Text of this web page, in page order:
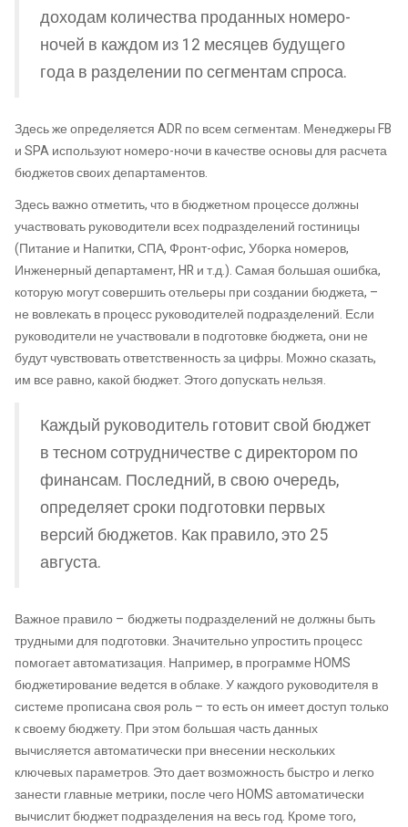
доходам количества проданных номеро-
ночей в каждом из 12 месяцев будущего
года в разделении по сегментам спроса.
Здесь же определяется ADR по всем сегментам. Менеджеры FB
и SPA используют номеро-ночи в качестве основы для расчета
бюджетов своих департаментов.
Здесь важно отметить, что в бюджетном процессе должны
участвовать руководители всех подразделений гостиницы
(Питание и Напитки, СПА, Фронт-офис, Уборка номеров,
Инженерный департамент, HR и т.д.). Самая большая ошибка,
которую могут совершить отельеры при создании бюджета, –
не вовлекать в процесс руководителей подразделений. Если
руководители не участвовали в подготовке бюджета, они не
будут чувствовать ответственность за цифры. Можно сказать,
им все равно, какой бюджет. Этого допускать нельзя.
Каждый руководитель готовит свой бюджет
в тесном сотрудничестве с директором по
финансам. Последний, в свою очередь,
определяет сроки подготовки первых
версий бюджетов. Как правило, это 25
августа.
Важное правило – бюджеты подразделений не должны быть
трудными для подготовки. Значительно упростить процесс
помогает автоматизация. Например, в программе HOMS
бюджетирование ведется в облаке. У каждого руководителя в
системе прописана своя роль – то есть он имеет доступ только
к своему бюджету. При этом большая часть данных
вычисляется автоматически при внесении нескольких
ключевых параметров. Это дает возможность быстро и легко
занести главные метрики, после чего HOMS автоматически
вычислит бюджет подразделения на весь год. Кроме того,